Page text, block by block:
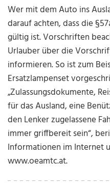
Wer mit dem Auto ins
darauf achten, dass die
gültig ist. Vorschriften
Urlauber über die
informieren. So ist zum
Ersatzlampenset
„Zulassungsdokumente,
für das Ausland, eine
den Lenker zugelassene
immer griffbereit sein“,
Informationen im Internet
www.oeamtc.at.